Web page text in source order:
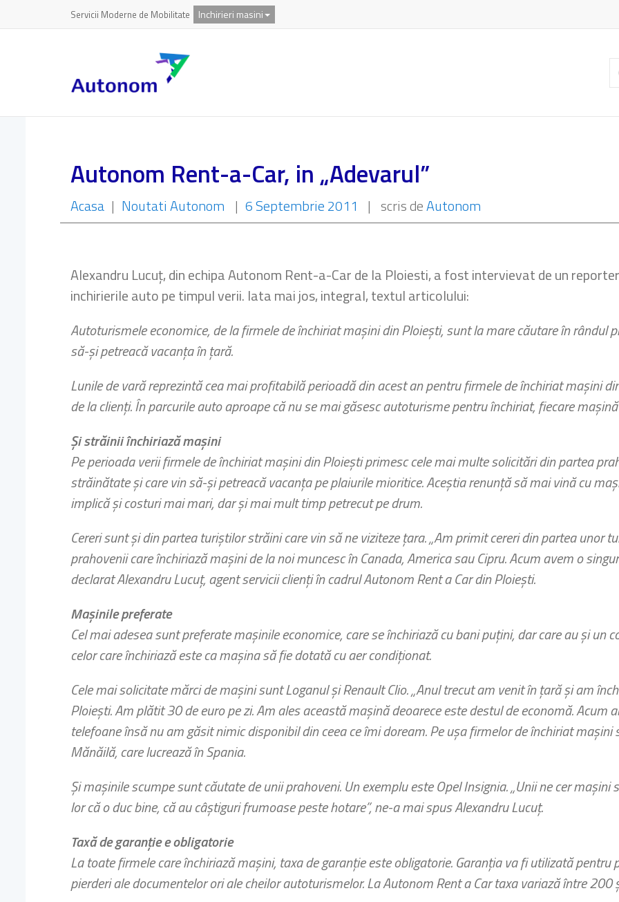
Servicii Moderne de Mobilitate Inchirieri masini
Autonom Rent-a-Car, in „Adevarul”
Acasa | Noutati Autonom | 6 Septembrie 2011 | scris deAutonom
Alexandru Lucuț, din echipa Autonom Rent-a-Car de la Ploiesti, a fost intervievat de un
inchirierile auto pe timpul verii. Iata mai jos, integral, textul articolului:
Autoturismele economice, de la firmele de închiriat maşini din Ploieşti, sunt la mare căutare în rândul
să-şi petreacă vacanţa în ţară.
Lunile de vară reprezintă cea mai profitabilă perioadă din acest an pentru firmele de închiriat maşini
de la clienţi. În parcurile auto aproape că nu se mai găsesc autoturisme pentru închiriat, fiecare
Şi străinii închiriază maşini
Pe perioada verii firmele de închiriat maşini din Ploieşti primesc cele mai multe solicitări din partea
străinătate şi care vin să-şi petreacă vacanţa pe plaiurile mioritice. Aceştia renunţă să mai vină cu
implică şi costuri mai mari, dar şi mai mult timp petrecut pe drum.
Cereri sunt şi din partea turiştilor străini care vin să ne viziteze ţara. „Am primit cereri din partea unor
prahovenii care închiriază maşini de la noi muncesc în Canada, America sau Cipru. Acum avem o
declarat Alexandru Lucuţ, agent servicii clienţi în cadrul Autonom Rent a Car din Ploieşti.
Maşinile preferate
Cel mai adesea sunt preferate maşinile economice, care se închiriază cu bani puţini, dar care au şi un
celor care închiriază este ca maşina să fie dotată cu aer condiţionat.
Cele mai solicitate mărci de maşini sunt Loganul şi Renault Clio. „Anul trecut am venit în ţară şi am
Ploieşti. Am plătit 30 de euro pe zi. Am ales această maşină deoarece este destul de economă.
telefoane însă nu am găsit nimic disponibil din ceea ce îmi doream. Pe uşa firmelor de închiriat maşini
Mănăilă, care lucrează în Spania.
Şi maşinile scumpe sunt căutate de unii prahoveni. Un exemplu este Opel Insignia. „Unii ne cer
lor că o duc bine, că au câştiguri frumoase peste hotare”, ne-a mai spus Alexandru Lucuţ.
Taxă de garanţie e obligatorie
La toate firmele care închiriază maşini, taxa de garanţie este obligatorie. Garanţia va fi utilizată pentru
pierderi ale documentelor ori ale cheilor autoturismelor. La Autonom Rent a Car taxa variază între 200